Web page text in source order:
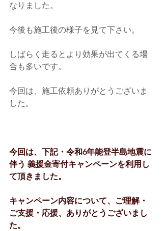
なりました。
今後も施工後の様子を見て下さい。
しばらく走るとより効果が出てくる場
合も多いです。
今回は、施工依頼ありがとうございま
した。
今回は、下記・令和6年能登半島地震に
伴う 義援金寄付キャンペーンを利用し
て頂きました。
キャンペーン内容について、ご理解・
ご支援・応援、ありがとうございまし
た。